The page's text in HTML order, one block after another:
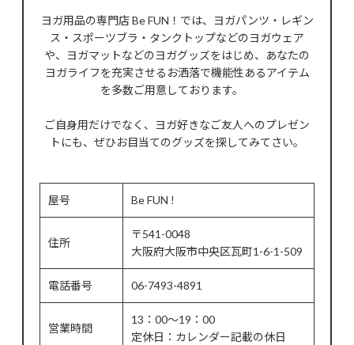
ヨガ用品の専門店 Be FUN！では、ヨガパンツ・レギン
ス・スポーツブラ・タンクトップなどのヨガウェア
や、ヨガマットなどのヨガグッズをはじめ、あなたの
ヨガライフを充実させるお洒落で機能性あるアイテム
を多数ご用意しております。
ご自身用だけでなく、ヨガ好きなご友人へのプレゼン
トにも、ぜひお目当てのグッズを探してみてさい。
屋号 Be FUN !
住所
〒541-0048
大阪府大阪市中央区瓦町1-6-1-509
電話番号 06-7493-4891
営業時間
13：00～19：00
定休日：カレンダー記載の休日